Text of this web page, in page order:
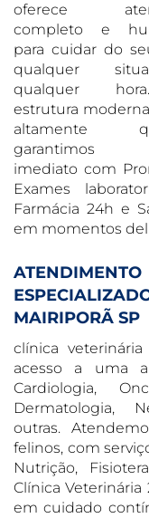
oferece
completo e
para cuidar do
qualquer
qualquer
estrutura
altamente
garantimos
imediato com
Exames
Farmácia 24h e
em momentos
MAIRIPORÃ SP
clínica
acesso a uma
Cardiologia,
Dermatologia,
outras.
felinos, com
Nutrição,
Clínica Veterinária
em cuidado